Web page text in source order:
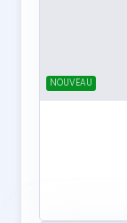
NOUVEAU